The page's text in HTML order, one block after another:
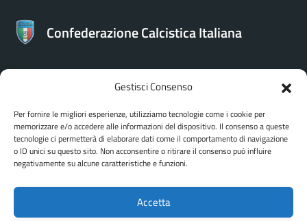
Gestisci Consenso
Per fornire le migliori esperienze, utilizziamo tecnologie come i cookie per
memorizzare e/o accedere alle informazioni del dispositivo. Il consenso a queste
tecnologie ci permetterà di elaborare dati come il comportamento di navigazione
o ID unici su questo sito. Non acconsentire o ritirare il consenso può influire
negativamente su alcune caratteristiche e funzioni.
Accetta
Confederazione Calcistica Italiana
CONTATTI
Confederazione Calcistica Italiana
Via Bartolomeo Gosio 106 - Roma